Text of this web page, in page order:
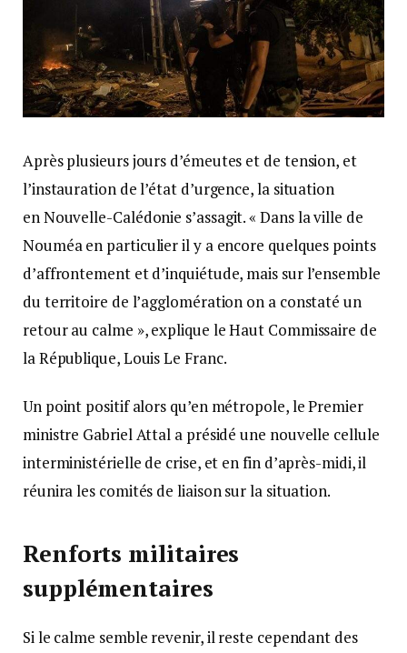
Après plusieurs jours d’émeutes et de tension, et
l’instauration de l’état d’urgence, la situation
en Nouvelle-Calédonie s’assagit. « Dans la ville de
Nouméa en particulier il y a encore quelques points
d’affrontement et d’inquiétude, mais sur l’ensemble
du territoire de l’agglomération on a constaté un
retour au calme », explique le Haut Commissaire de
la République, Louis Le Franc.
Un point positif alors qu’en métropole, le Premier
ministre Gabriel Attal a présidé une nouvelle cellule
interministérielle de crise, et en fin d’après-midi, il
réunira les comités de liaison sur la situation.
Renforts militaires
supplémentaires
Si le calme semble revenir, il reste cependant des